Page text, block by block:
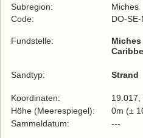
Subregion:
Miches
Code:
DO-SE-
Fundstelle:
Miches
Sandtyp: Strand
Koordinaten:
19.017,
Höhe (Meerespiegel):
0m (±
Sammeldatum:
---